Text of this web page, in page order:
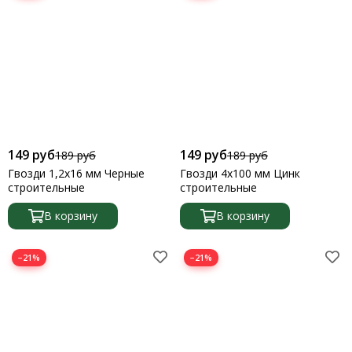
149 руб189 руб
Гвозди 1,2х16 мм Черные
строительные
В корзину
149 руб189 руб
Гвозди 4х100 мм Цинк
строительные
В корзину
−21% −21%